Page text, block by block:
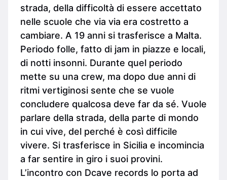
strada, della difficoltà di essere accettato
nelle scuole che via via era costretto a
cambiare. A 19 anni si trasferisce a Malta.
Periodo folle, fatto di jam in piazze e locali,
di notti insonni. Durante quel periodo
mette su una crew, ma dopo due anni di
ritmi vertiginosi sente che se vuole
concludere qualcosa deve far da sé. Vuole
parlare della strada, della parte di mondo
in cui vive, del perché è così difficile
vivere. Si trasferisce in Sicilia e incomincia
a far sentire in giro i suoi provini.
L’incontro con Dcave records lo porta ad